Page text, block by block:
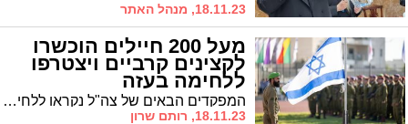
18.11.23, מנהל האתר
מעל 200 חיילים הוכשרו
לקצינים קרביים ויצטרפו
ללחימה בעזה
המפקדים הבאים של צה"ל נקראו ללחימה בחזית וכעת מסיימים את קורס הקצינים הקרביים
18.11.23, רותם שרון